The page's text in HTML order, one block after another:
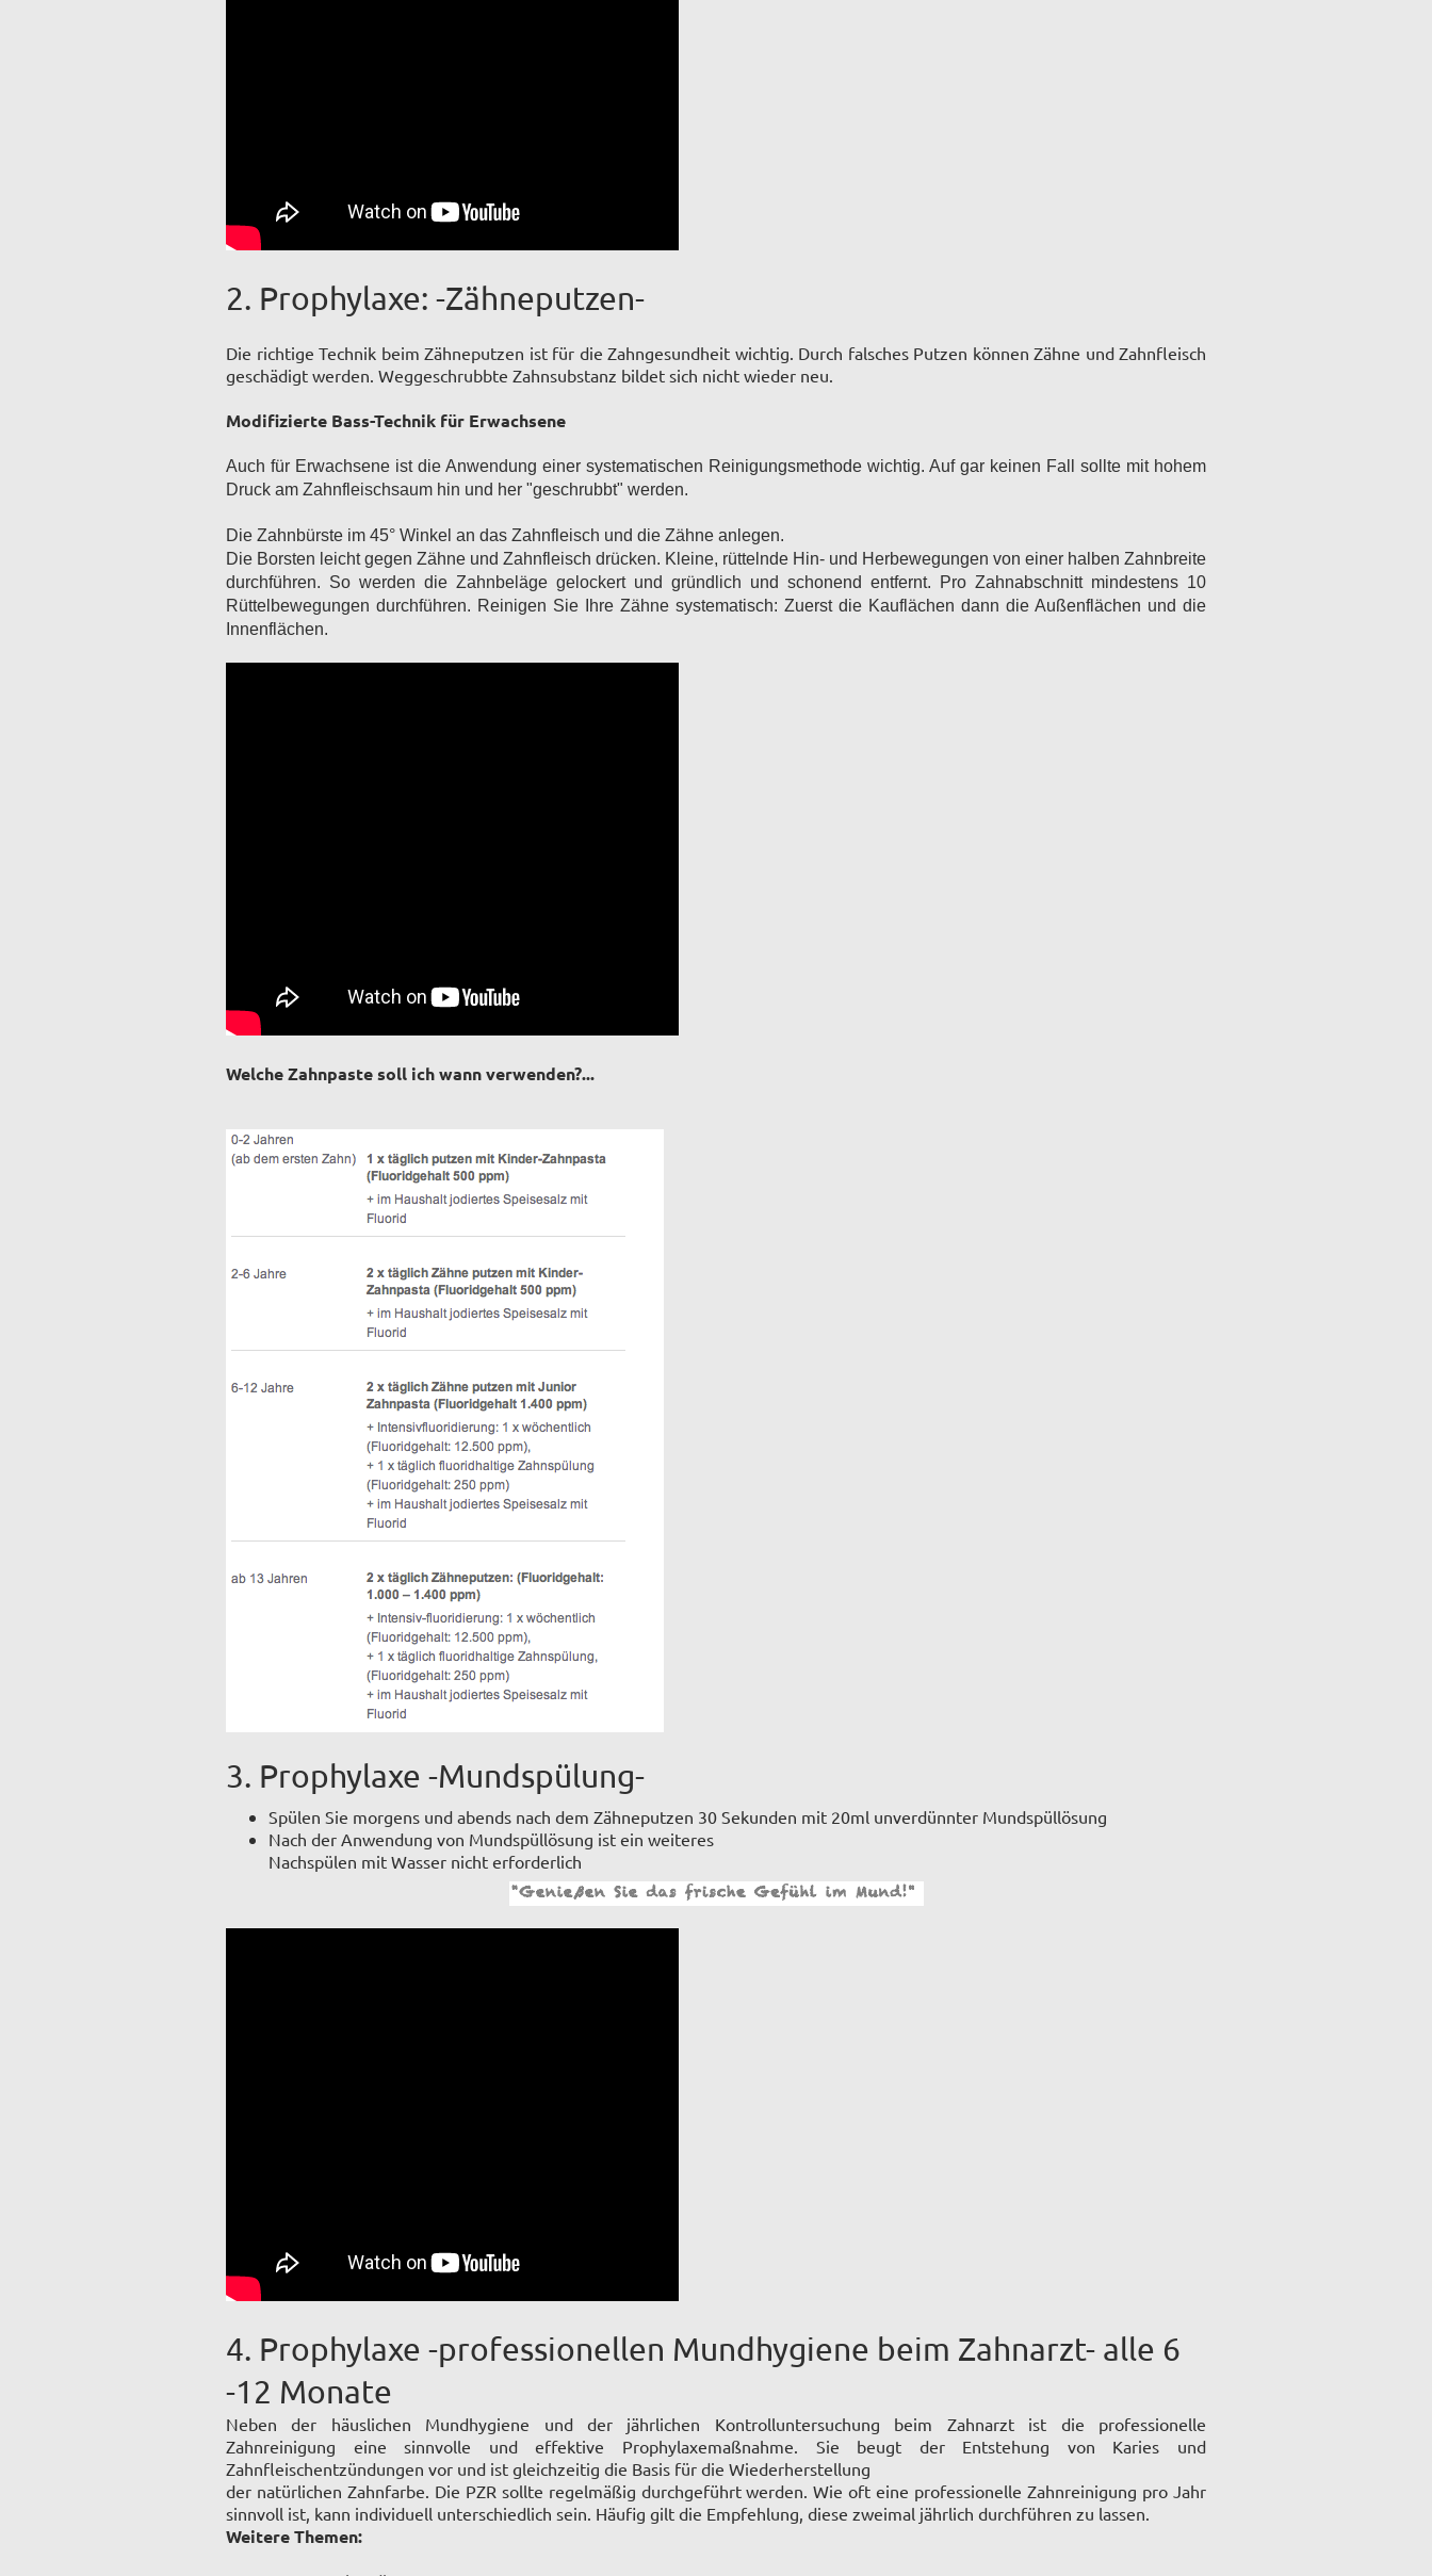
2. Prophylaxe: -Zähneputzen-
Die richtige Technik beim Zähneputzen ist für die Zahngesundheit wichtig. Durch falsches Putzen können Zähne und Zahnfleisch
geschädigt werden. Weggeschrubbte Zahnsubstanz bildet sich nicht wieder neu.
Modifizierte Bass-Technik für Erwachsene
Auch für Erwachsene ist die Anwendung einer systematischen Reinigungsmethode wichtig. Auf gar keinen Fall sollte mit hohem
Druck am Zahnfleischsaum hin und her "geschrubbt" werden.
Die Zahnbürste im 45° Winkel an das Zahnfleisch und die Zähne anlegen.
Die Borsten leicht gegen Zähne und Zahnfleisch drücken. Kleine, rüttelnde Hin- und Herbewegungen von einer halben Zahnbreite
durchführen. So werden die Zahnbeläge gelockert und gründlich und schonend entfernt. Pro Zahnabschnitt mindestens 10
Rüttelbewegungen durchführen. Reinigen Sie Ihre Zähne systematisch: Zuerst die Kauflächen dann die Außenflächen und die
Innenflächen.
Welche Zahnpaste soll ich wann verwenden?...
3. Prophylaxe -Mundspülung-
Spülen Sie morgens und abends nach dem Zähneputzen 30 Sekunden mit 20ml unverdünnter Mundspüllösung
Nach der Anwendung von Mundspüllösung ist ein weiteres
Nachspülen mit Wasser nicht erforderlich
4. Prophylaxe -professionellen Mundhygiene beim Zahnarzt- alle 6
-12 Monate
Neben der häuslichen Mundhygiene und der jährlichen Kontrolluntersuchung beim Zahnarzt ist die professionelle
Zahnreinigung eine sinnvolle und effektive Prophylaxemaßnahme. Sie beugt der Entstehung von Karies und
Zahnfleischentzündungen vor und ist gleichzeitig die Basis für die Wiederherstellung
der natürlichen Zahnfarbe. Die PZR sollte regelmäßig durchgeführt werden. Wie oft eine professionelle Zahnreinigung pro Jahr
sinnvoll ist, kann individuell unterschiedlich sein. Häufig gilt die Empfehlung, diese zweimal jährlich durchführen zu lassen.
Weitere Themen: